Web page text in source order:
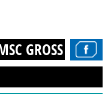
GROSS